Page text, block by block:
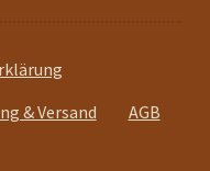
& Versand AGB